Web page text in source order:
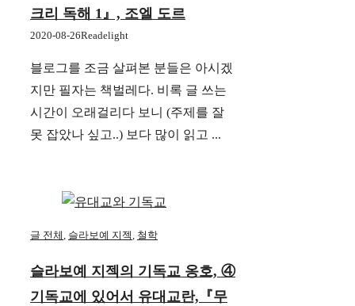
크리 독해 1』, 조엘 도르
2020-08-26Readelight
블로그를 조금 살펴본 분들은 아시겠
지만 필자는 책벌레다. 비록 글 쓰는
시간이 오래걸리다 보니 (주제를 잘
못 잡았나 싶고..) 보다 많이 읽고 ...
글 전체, 슬라보예 지젝, 철학
슬라보예 지젝의 기독교 옹호, ④
기독교에 있어서 유대교란,『무